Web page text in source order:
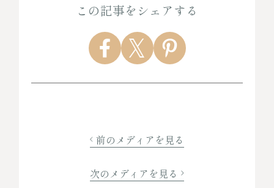
この記事をシェアする
前のメディアを見る
次のメディアを見る